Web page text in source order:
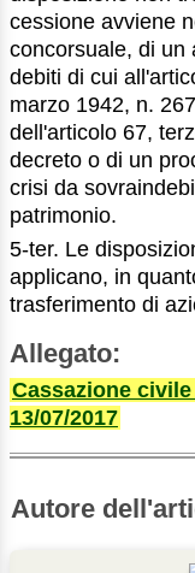
cessione avviene
concorsuale, di un
debiti di cui
marzo 1942, n.
dell'articolo 67,
decreto o di un
crisi da
patrimonio.
5-ter. Le
applicano, in
trasferimento di
Allegato:
Cassazione civile
13/07/2017
Autore